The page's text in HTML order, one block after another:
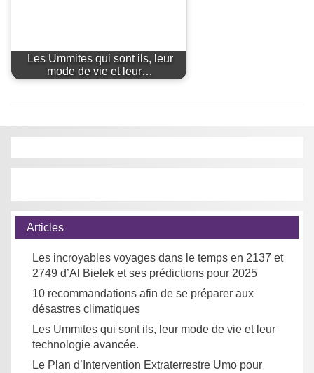
Les Ummites qui sont ils, leur
mode de vie et leur…
Articles
Les incroyables voyages dans le temps en 2137 et
2749 d’Al Bielek et ses prédictions pour 2025
10 recommandations afin de se préparer aux
désastres climatiques
Les Ummites qui sont ils, leur mode de vie et leur
technologie avancée.
Le Plan d’Intervention Extraterrestre Umo pour